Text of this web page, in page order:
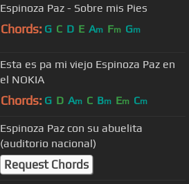
Espinoza Paz - Sobre mis Pies
Chords: G C D E Am Fm Gm
Esta es pa mi viejo Espinoza Paz en
el NOKIA
Chords: G D Am C Bm Em Cm
Espinoza Paz con su abuelita
(auditorio nacional)
Request Chords